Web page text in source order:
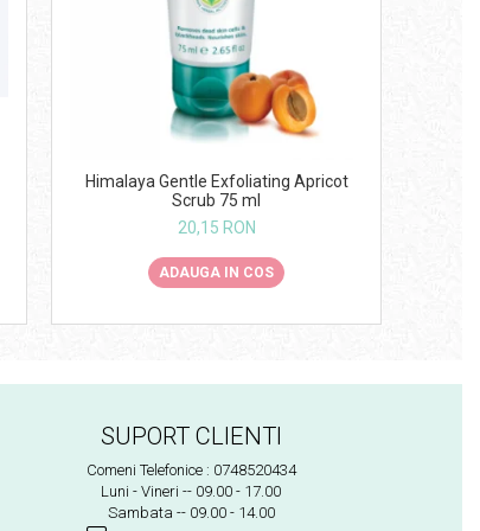
Himalaya Gentle Exfoliating Apricot
Scrub 75 ml
20,15 RON
ADAUGA IN COS
SUPORT CLIENTI
Comeni Telefonice : 0748520434
Luni - Vineri -- 09.00 - 17.00
Sambata -- 09.00 - 14.00